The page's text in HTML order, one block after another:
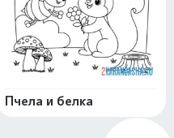
Пчела и белка